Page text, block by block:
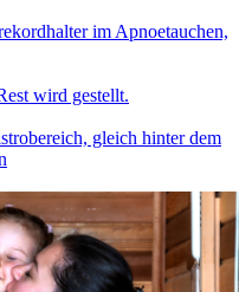
im Apnoetauchen,
wird gestellt.
gleich hinter dem